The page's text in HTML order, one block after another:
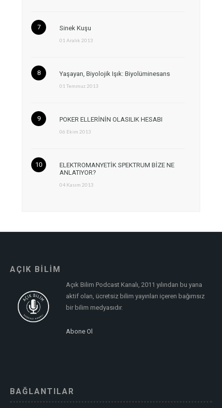
Sinek Kuşu
01 Aralık 2013
Yaşayan, Biyolojik Işık: Biyolüminesans
01 Temmuz 2013
POKER ELLERİNİN OLASILIK HESABI
06 Ekim 2013
ELEKTROMANYETİK SPEKTRUM BİZE NE
ANLATIYOR?
04 Kasım 2013
AÇIK BİLİM
Açık Bilim Podcast Kanalı, 2011 yılından bu yana
aktif olan, ücretsiz bilim yayınları içeren bağımsız
bir bilim medyasıdır.
Abone Ol
BAĞLANTILAR